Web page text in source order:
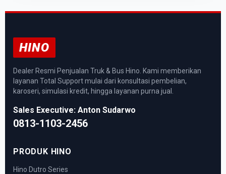
HINO
Dealer Resmi Penjualan Truk & Bus Hino. Kami memberikan
layanan Total Support mulai dari konsultasi pembelian,
karoseri, simulasi kredit, hingga layanan purna jual.
Sales Executive: Anton Sudarwo
0813-1103-2456
PRODUK HINO
Hino Dutro Series